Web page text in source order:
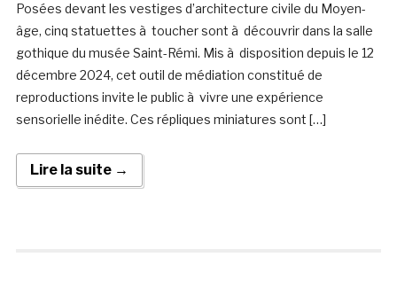
Posées devant les vestiges d’architecture civile du Moyen-
âge, cinq statuettes à toucher sont à découvrir dans la salle
gothique du musée Saint-Rémi. Mis à disposition depuis le 12
décembre 2024, cet outil de médiation constitué de
reproductions invite le public à vivre une expérience
sensorielle inédite. Ces répliques miniatures sont […]
Lire la suite →